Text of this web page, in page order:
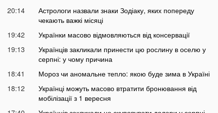
20:14
Астрологи назвали знаки Зодіаку, яких попереду
чекають важкі місяці
19:42
Українки масово відмовляються від консервації
19:13
Українців закликали принести цю рослину в оселю у
серпні: у чому причина
18:41
Мороз чи аномальне тепло: якою буде зима в Україні
18:12
Українці можуть масово втратити бронювання від
мобілізації з 1 вересня